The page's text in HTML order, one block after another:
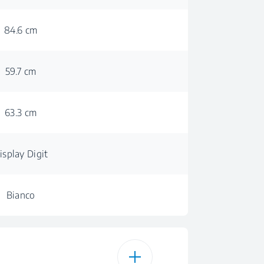
84.6 cm
59.7 cm
63.3 cm
Digit
Bianco